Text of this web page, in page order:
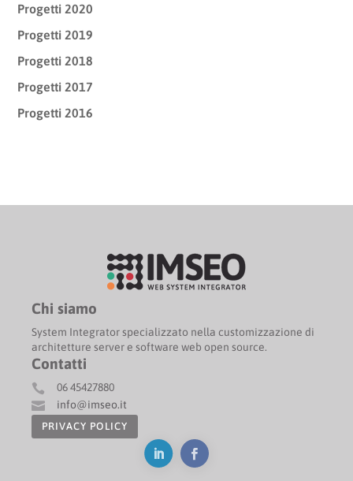
Progetti 2020
Progetti 2019
Progetti 2018
Progetti 2017
Progetti 2016
Chi siamo
System Integrator specializzato nella customizzazione di
architetture server e software web open source.
Contatti
 06 45427880
 info@imseo.it
PRIVACY POLICY